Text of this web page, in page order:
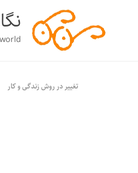
تغییر در روش زندگی و کار